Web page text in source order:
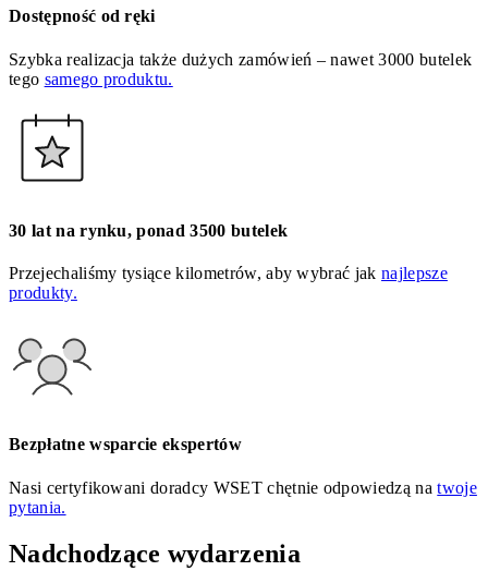
Dostępność od ręki
Szybka realizacja także dużych zamówień – nawet 3000 butelek
tego samego produktu.
30 lat na rynku, ponad 3500 butelek
Przejechaliśmy tysiące kilometrów, aby wybrać jaknajlepsze
produkty.
Bezpłatne wsparcie ekspertów
Nasi certyfikowani doradcy WSET chętnie odpowiedzą natwoje
pytania.
Nadchodzące wydarzenia